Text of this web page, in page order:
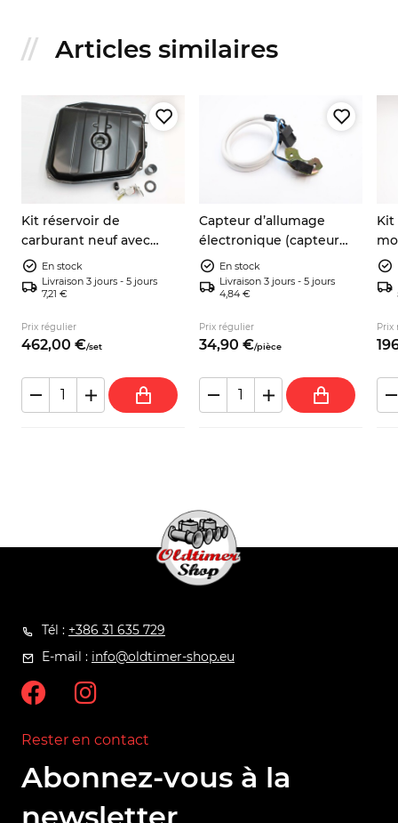
Articles similaires
Kit réservoir de
carburant neuf avec
jauge, joint et durite –
Autobianchi A112
En stock
Livraison 3 jours - 5 jours
7,21 €
Prix régulier
462,00 €/set
Capteur d’allumage
électronique (capteur
inductif) 9937730
En stock
Livraison 3 jours - 5 jours
4,84 €
Prix régulier
34,90 €/pièce
Kit
Prix
Tél : +386 31 635 729
E-mail : info@oldtimer-shop.eu
Rester en contact
Abonnez-vous à la